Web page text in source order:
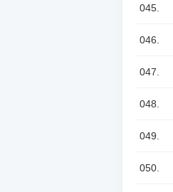
045.
046.
047.
048.
049.
050.